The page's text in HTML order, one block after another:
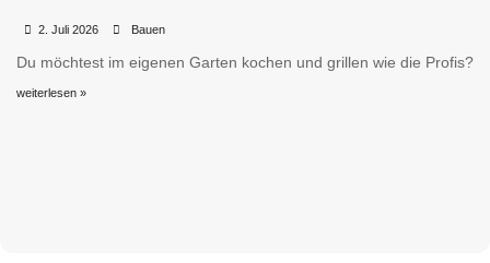
2. Juli 2026 Bauen
Du möchtest im eigenen Garten kochen und grillen wie die Profis?
weiterlesen »